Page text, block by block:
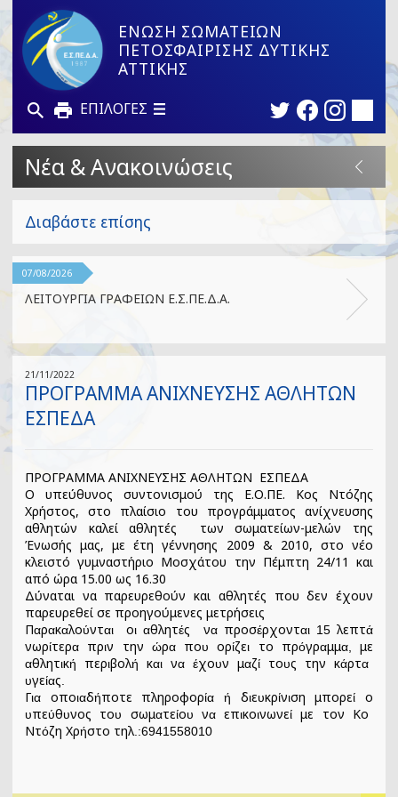
ΕΝΩΣΗ ΣΩΜΑΤΕΙΩΝ
ΠΕΤΟΣΦΑΙΡΙΣΗΣ ΔΥΤΙΚΗΣ
ΑΤΤΙΚΗΣ
ΕΠΙΛΟΓΕΣ
Νέα & Ανακοινώσεις
21/11/2022
ΠΡΟΓΡΑΜΜΑ ΑΝΙΧΝΕΥΣΗΣ ΑΘΛΗΤΩΝ
ΕΣΠΕΔΑ
ΠΡΟΓΡΑΜΜΑ ΑΝΙΧΝΕΥΣΗΣ ΑΘΛΗΤΩΝ ΕΣΠΕΔΑ
Ο υπεύθυνος συντονισμού της Ε.Ο.ΠΕ. Κος Ντόζης
Χρήστος, στο πλαίσιο του προγράμματος ανίχνευσης
αθλητών καλεί αθλητές των σωματείων-μελών της
Ένωσής μας, με έτη γέννησης 2009 & 2010, στο νέο
κλειστό γυμναστήριο Μοσχάτου την Πέμπτη 24/11 και
από ώρα 15.00 ως 16.30
Δύναται να παρευρεθούν και αθλητές που δεν έχουν
παρευρεθεί σε προηγούμενες μετρήσεις
Παρακαλούνταιοι αθλητές να προσέρχονται 15 λεπτά
νωρίτερα πριν την ώρα πουορίζει το πρόγραμμα, με
αθλητική περιβολή και να έχουν μαζί τους την κάρτα
υγείας
Για οποιαδήποτε πληροφορία ή διευκρίνιση μπορείο
υπεύθυνος του σωματείου να επικοινωνείμε τον Κο
Ντόζη Χρήστο τηλ .:6941558010
Διαβάστε επίσης
07/08/2026
ΛΕΙΤΟΥΡΓΙΑ ΓΡΑΦΕΙΩΝ Ε.Σ.ΠΕ.Δ.Α.